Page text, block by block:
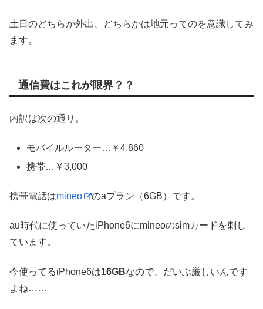
土日のどちらか外出、どちらかは地元ってのを意識してみ
ます。
通信費はこれが限界？？
内訳は次の通り。
モバイルルーター…￥4,860
携帯…￥3,000
携帯電話はmineo のaプラン（6GB）です。
au時代に使っていたiPhone6にmineoのsimカードを刺し
ています。
今使ってるiPhone6は16GBなので、だいぶ厳しいんです
よね……